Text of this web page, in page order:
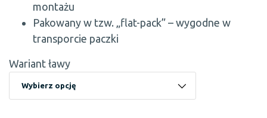
montażu
Pakowany w tzw. „flat-pack” – wygodne w
transporcie paczki
Wariant ławy